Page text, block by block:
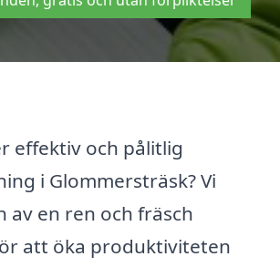
effektiv och pålitlig
i Glommersträsk? Vi
av en ren och fräsch
att öka produktiviteten